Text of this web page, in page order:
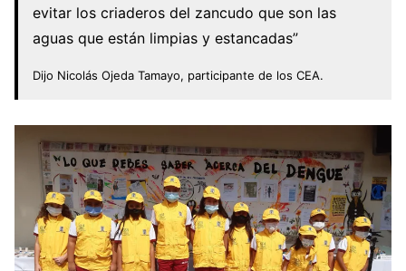
evitar los criaderos del zancudo que son las
aguas que están limpias y estancadas”
Dijo Nicolás Ojeda Tamayo, participante de los CEA.